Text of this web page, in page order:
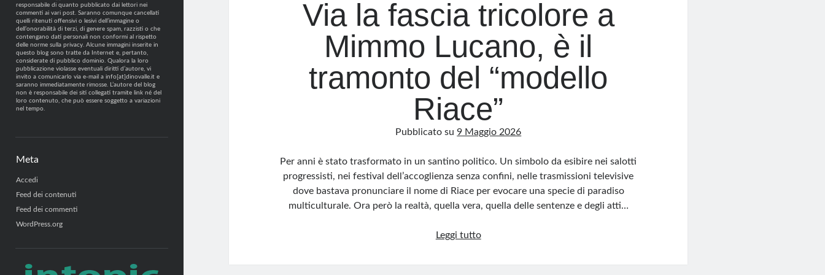
responsabile di quanto pubblicato dai lettori nei
commenti ai vari post. Saranno comunque cancellati
quelli ritenuti offensivi o lesivi dell’immagine o
dell’onorabilità di terzi, di genere spam, razzisti o che
contengano dati personali non conformi al rispetto
delle norme sulla privacy. Alcune immagini inserite in
questo blog sono tratte da Internet e, pertanto,
considerate di pubblico dominio. Qualora la loro
pubblicazione violasse eventuali diritti d’autore, vi
invito a comunicarlo via e-mail a info[at]dinovalle.it e
saranno immediatamente rimosse. L’autore del blog
non è responsabile dei siti collegati tramite link né del
loro contenuto, che può essere soggetto a variazioni
nel tempo.
Meta
Accedi
Feed dei contenuti
Feed dei commenti
WordPress.org
Via la fascia tricolore a
Mimmo Lucano, è il
tramonto del “modello
Riace”
Pubblicato su 9 Maggio 2026
Per anni è stato trasformato in un santino politico. Un simbolo da esibire nei salotti
progressisti, nei festival dell’accoglienza senza confini, nelle trasmissioni televisive
dove bastava pronunciare il nome di Riace per evocare una specie di paradiso
multiculturale. Ora però la realtà, quella vera, quella delle sentenze e degli atti…
Leggi tuttoVia